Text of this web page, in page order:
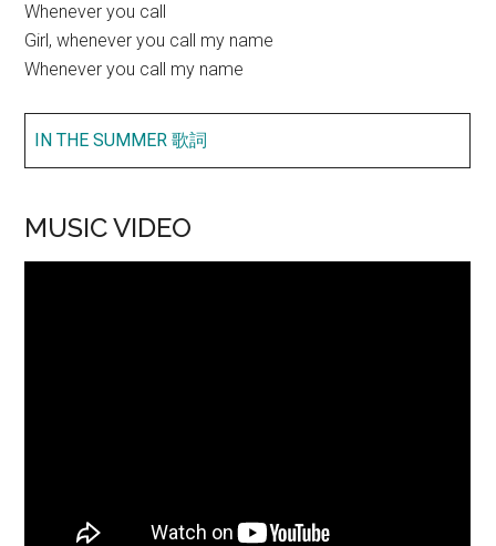
Whenever you call
Girl, whenever you call my name
Whenever you call my name
IN THE SUMMER 歌詞
MUSIC VIDEO